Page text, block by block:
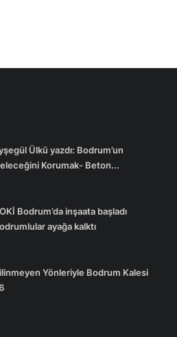
Ülkü yazdı: Bodrum’un
Korumak- Beton...
Bodrum’da inşaata başladı
ayağa kalktı
Yönleriyle Bodrum Kalesi